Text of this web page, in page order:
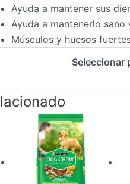
Ayuda a mantener sus
Ayuda a mantenerlo sano
Músculos y huesos
Seleccionar